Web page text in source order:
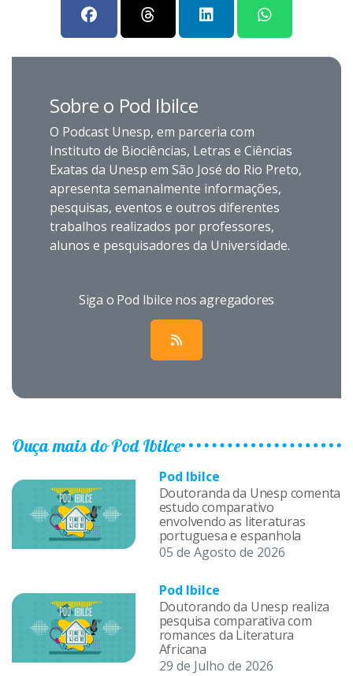
Sobre o Pod Ibilce
O Podcast Unesp, em parceria com
Instituto de Biociências, Letras e Ciências
Exatas da Unesp em São José do Rio Preto,
apresenta semanalmente informações,
pesquisas, eventos e outros diferentes
trabalhos realizados por professores,
alunos e pesquisadores da Universidade.
Siga o Pod Ibilce nos agregadores
Ouça mais do Pod Ibilce
Pod Ibilce
Doutoranda da Unesp comenta
estudo comparativo
envolvendo as literaturas
portuguesa e espanhola
05 de Agosto de 2026
Pod Ibilce
Doutorando da Unesp realiza
pesquisa comparativa com
romances da Literatura
Africana
29 de Julho de 2026